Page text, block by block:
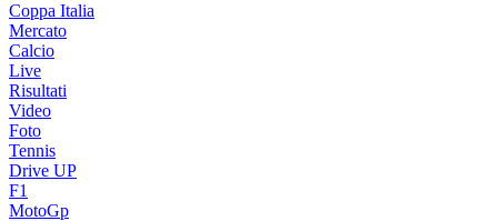
Coppa Italia
Mercato
Calcio
Live
Risultati
Video
Foto
Tennis
Drive UP
F1
MotoGp